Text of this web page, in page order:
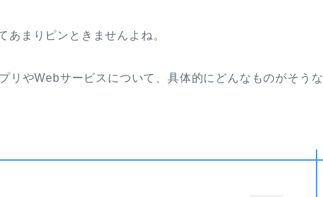
あまりピンときませんよね。
リやWebサービスについて、具体的にどんなものがそうな